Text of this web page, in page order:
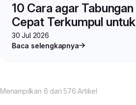
10 Cara agar Tabungan
Cepat Terkumpul untuk
Modal Usaha
30 Jul 2026
Baca selengkapnya
Menampilkan 6 dari 576 Artikel